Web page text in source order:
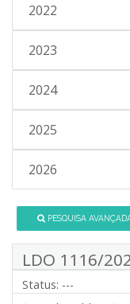
2022
2023
2024
2025
2026
PESQUISA
LDO 1116/
Status: ---